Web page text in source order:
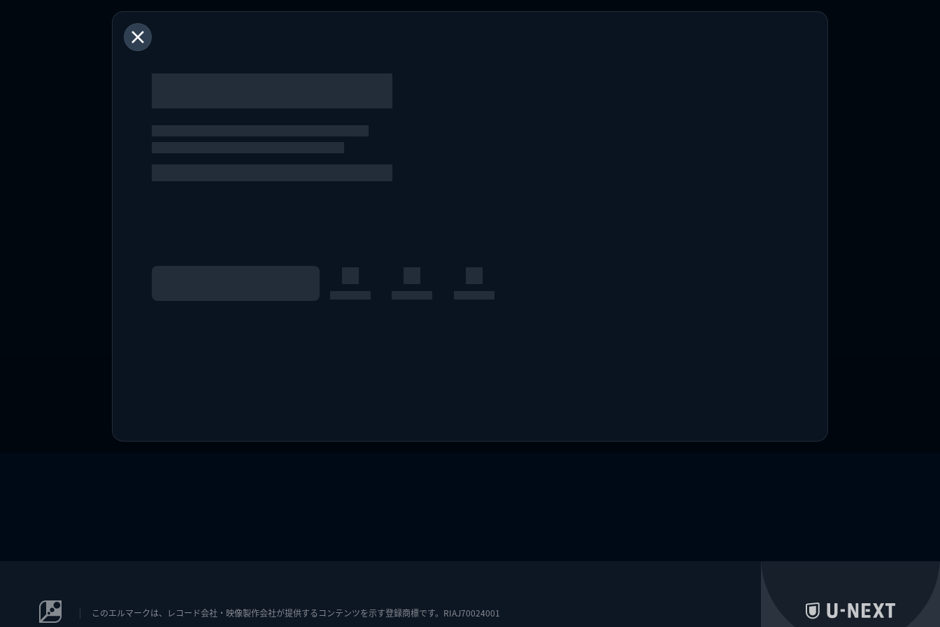
このエルマークは、レコード会社・映像製作会社が提供するコンテンツを示す登録商標です。RIAJ70024001